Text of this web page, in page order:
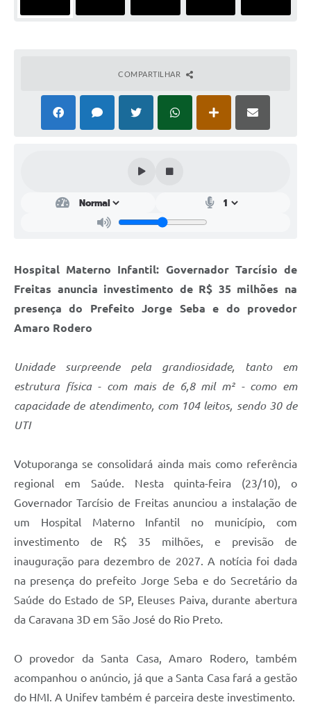
COMPARTILHAR
Hospital Materno Infantil: Governador Tarcísio de
Freitas anuncia investimento de R$ 35 milhões na
presença do Prefeito Jorge Seba e do provedor
Amaro Rodero
Unidade surpreende pela grandiosidade, tanto em
estrutura física - com mais de 6,8 mil m² - como em
capacidade de atendimento, com 104 leitos, sendo 30 de
UTI
Votuporanga se consolidará ainda mais como referência
regional em Saúde. Nesta quinta-feira (23/10), o
Governador Tarcísio de Freitas anunciou a instalação de
um Hospital Materno Infantil no município, com
investimento de R$ 35 milhões, e previsão de
inauguração para dezembro de 2027. A notícia foi dada
na presença do prefeito Jorge Seba e do Secretário da
Saúde do Estado de SP, Eleuses Paiva, durante abertura
da Caravana 3D em São José do Rio Preto.
O provedor da Santa Casa, Amaro Rodero, também
acompanhou o anúncio, já que a Santa Casa fará a gestão
do HMI. A Unifev também é parceira deste investimento.